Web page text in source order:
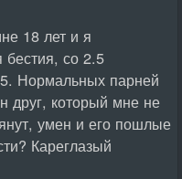
18 лет и я
со 2.5
Нормальных парней
друг, который мне не
умен и его пошлые
Кареглазый